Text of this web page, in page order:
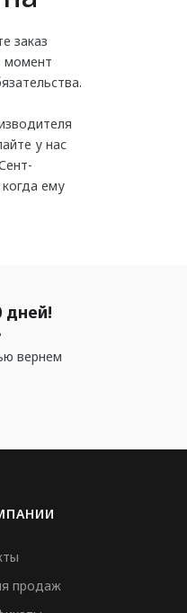
заказ
момент
у нас
ему
дней!
вернем
продаж